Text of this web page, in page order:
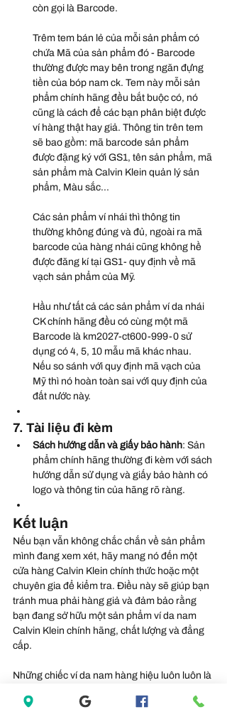
còn gọi là Barcode.
Trêm tem bán lẻ của mỗi sản phẩm có
chứa Mã của sản phẩm đó - Barcode
thường được may bên trong ngăn đựng
tiền của bóp nam ck. Tem này mỗi sản
phẩm chính hãng đều bắt buộc có, nó
cũng là cách để các bạn phân biệt được
ví hàng thật hay giả. Thông tin trên tem
sẽ bao gồm: mã barcode sản phẩm
được đặng ký với GS1, tên sản phẩm, mã
sản phẩm mà Calvin Klein quản lý sản
phẩm, Màu sắc...
Các sản phẩm ví nhái thì thông tin
thường không đúng và đủ, ngoài ra mã
barcode của hàng nhái cũng không hề
được đăng kí tại GS1- quy định về mã
vạch sản phẩm của Mỹ.
Hầu như tất cả các sản phẩm ví da nhái
CK chính hãng đều có cùng một mã
Barcode là km2027-ct600-999-0 sử
dụng có 4, 5, 10 mẫu mã khác nhau.
Nếu so sánh với quy định mã vạch của
Mỹ thì nó hoàn toàn sai với quy định của
đất nước này.
7. Tài liệu đi kèm
Sách hướng dẫn và giấy bảo hành: Sản
phẩm chính hãng thường đi kèm với sách
hướng dẫn sử dụng và giấy bảo hành có
logo và thông tin của hãng rõ ràng.
Kết luận
Nếu bạn vẫn không chắc chắn về sản phẩm
mình đang xem xét, hãy mang nó đến một
cửa hàng Calvin Klein chính thức hoặc một
chuyên gia để kiểm tra. Điều này sẽ giúp bạn
tránh mua phải hàng giả và đảm bảo rằng
bạn đang sở hữu một sản phẩm ví da nam
Calvin Klein chính hãng, chất lượng và đẳng
cấp.
Những chiếc ví da nam hàng hiệu luôn luôn là
trên toàn thế giới. Ngoài những thương hiệu ví